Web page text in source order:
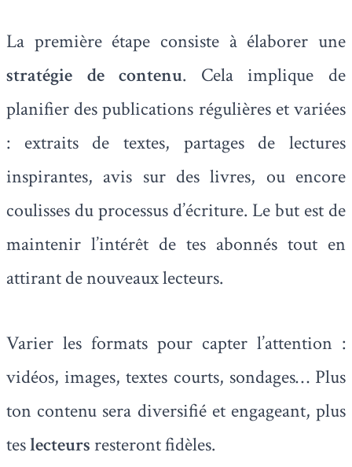
La première étape consiste à élaborer une
stratégie de contenu. Cela implique de
planifier des publications régulières et variées
: extraits de textes, partages de lectures
inspirantes, avis sur des livres, ou encore
coulisses du processus d’écriture. Le but est de
maintenir l’intérêt de tes abonnés tout en
attirant de nouveaux lecteurs.
Varier les formats pour capter l’attention :
vidéos, images, textes courts, sondages… Plus
ton contenu sera diversifié et engageant, plus
teslecteurs resteront fidèles.